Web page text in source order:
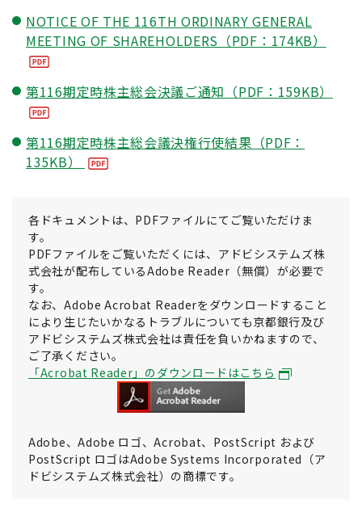
NOTICE OF THE 116TH ORDINARY GENERAL
MEETING OF SHAREHOLDERS（PDF：174KB）
第116期定時株主総会決議ご通知（PDF：159KB）
第116期定時株主総会議決権行使結果（PDF：
135KB）
各ドキュメントは、PDFファイルにてご覧いただけま
す。
PDFファイルをご覧いただくには、アドビシステムズ株
式会社が配布しているAdobe Reader（無償）が必要で
す。
なお、Adobe Acrobat Readerをダウンロードすること
により生じたいかなるトラブルについても京都銀行及び
アドビシステムズ株式会社は責任を負いかねますので、
ご了承ください。
「Acrobat Reader」のダウンロードはこちら
Adobe、Adobe ロゴ、Acrobat、PostScript および
PostScript ロゴはAdobe Systems Incorporated（ア
ドビシステムズ株式会社）の商標です。